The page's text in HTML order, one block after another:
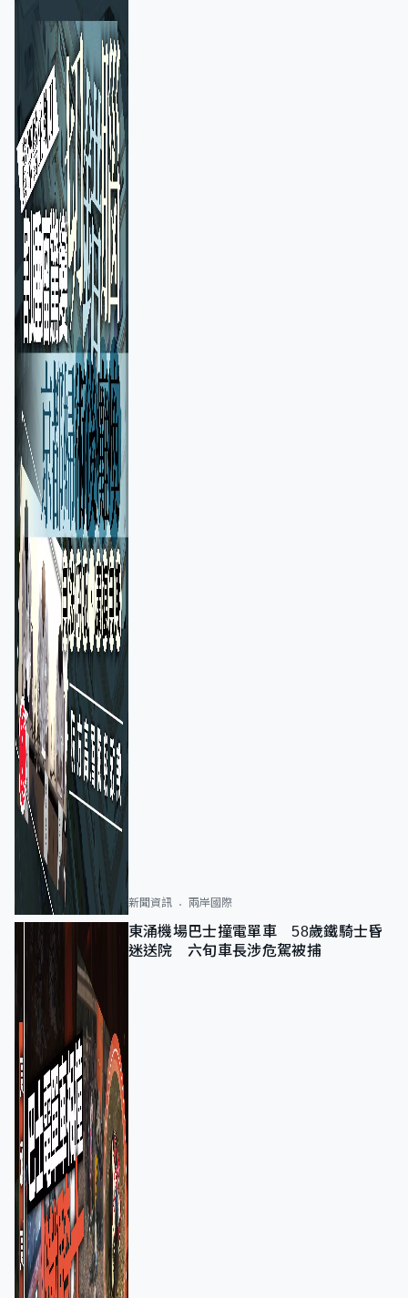
新聞資訊 兩岸國際
東涌機場巴士撞電單車 58歲鐵騎士昏
迷送院 六旬車長涉危駕被捕